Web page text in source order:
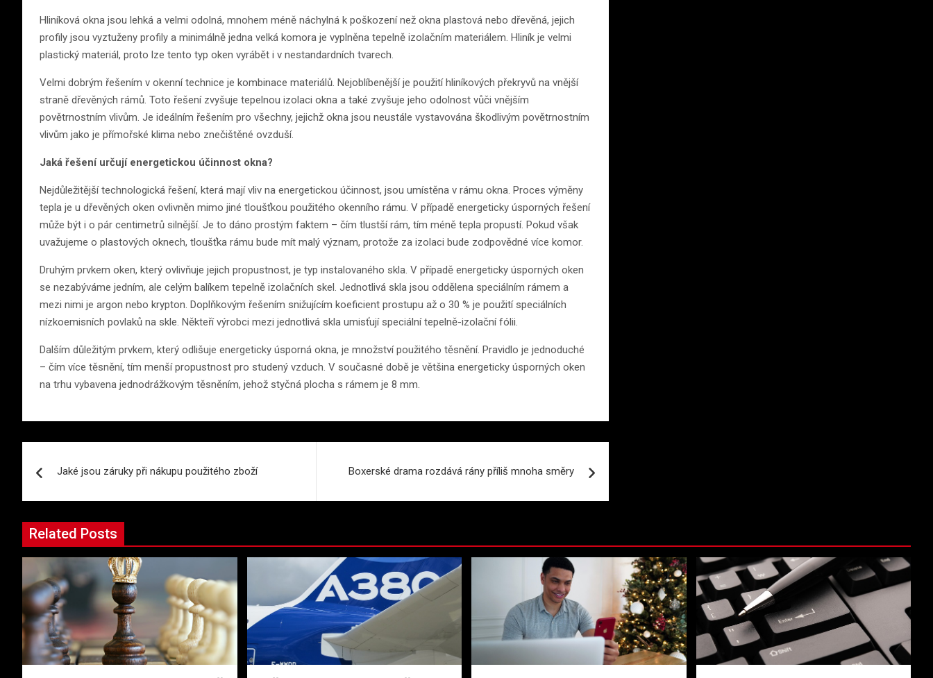
Hliníková okna jsou lehká a velmi odolná, mnohem méně náchylná k poškození než okna plastová nebo dřevěná, jejich
profily jsou vyztuženy profily a minimálně jedna velká komora je vyplněna tepelně izolačním materiálem. Hliník je velmi
plastický materiál, proto lze tento typ oken vyrábět i v nestandardních tvarech.
Velmi dobrým řešením v okenní technice je kombinace materiálů. Nejoblíbenější je použití hliníkových překryvů na vnější
straně dřevěných rámů. Toto řešení zvyšuje tepelnou izolaci okna a také zvyšuje jeho odolnost vůči vnějším
povětrnostním vlivům. Je ideálním řešením pro všechny, jejichž okna jsou neustále vystavována škodlivým povětrnostním
vlivům jako je přímořské klima nebo znečištěné ovzduší.
Jaká řešení určují energetickou účinnost okna?
Nejdůležitější technologická řešení, která mají vliv na energetickou účinnost, jsou umístěna v rámu okna. Proces výměny
tepla je u dřevěných oken ovlivněn mimo jiné tloušťkou použitého okenního rámu. V případě energeticky úsporných řešení
může být i o pár centimetrů silnější. Je to dáno prostým faktem – čím tlustší rám, tím méně tepla propustí. Pokud však
uvažujeme o plastových oknech, tloušťka rámu bude mít malý význam, protože za izolaci bude zodpovědné více komor.
Druhým prvkem oken, který ovlivňuje jejich propustnost, je typ instalovaného skla. V případě energeticky úsporných oken
se nezabýváme jedním, ale celým balíkem tepelně izolačních skel. Jednotlivá skla jsou oddělena speciálním rámem a
mezi nimi je argon nebo krypton. Doplňkovým řešením snižujícím koeficient prostupu až o 30 % je použití speciálních
nízkoemisních povlaků na skle. Někteří výrobci mezi jednotlivá skla umisťují speciální tepelně-izolační fólii.
Dalším důležitým prvkem, který odlišuje energeticky úsporná okna, je množství použitého těsnění. Pravidlo je jednoduché
– čím více těsnění, tím menší propustnost pro studený vzduch. V současné době je většina energeticky úsporných oken
na trhu vybavena jednodrážkovým těsněním, jehož styčná plocha s rámem je 8 mm.
pro
Jaké jsou záruky při nákupu použitého zboží Boxerské drama rozdává rány příliš mnoha směry
Related Posts